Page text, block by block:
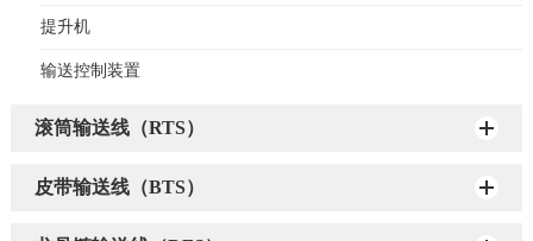
提升机
输送控制装置
滚筒输送线（RTS）
皮带输送线（BTS）